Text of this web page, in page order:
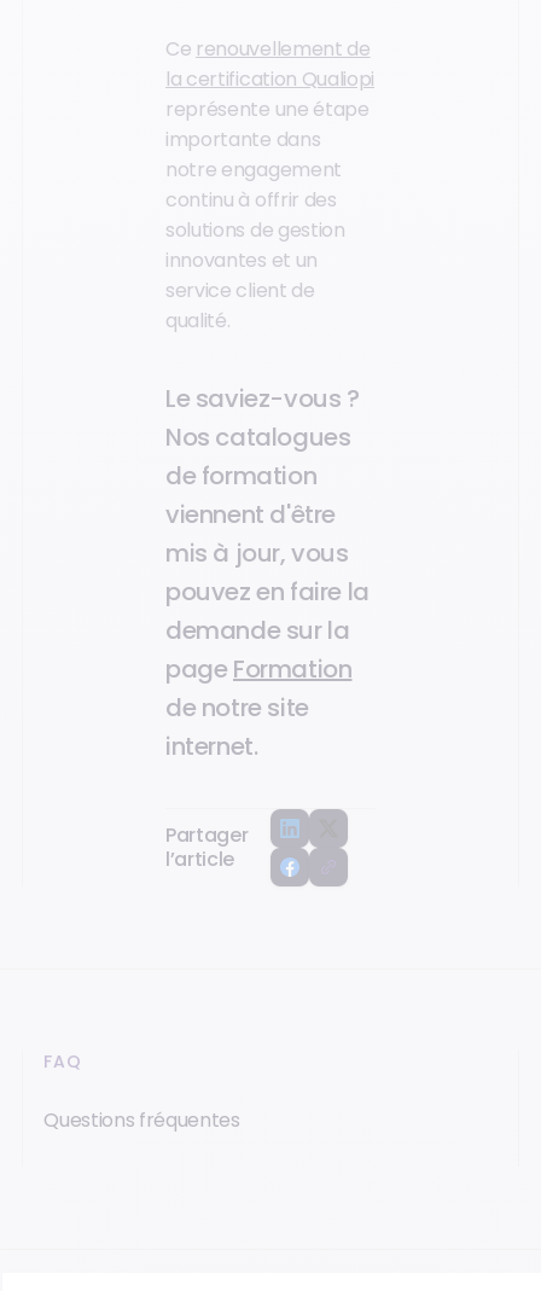
Ce renouvellement de
la certification Qualiopi
représente une étape
importante dans
notre engagement
continu à offrir des
solutions de gestion
innovantes et un
service client de
qualité.
Le saviez-vous ?
Nos catalogues
de formation
viennent d'être
mis à jour, vous
pouvez en faire la
demande sur la
page Formation
de notre site
internet.
Partager
l’article
FAQ
Questions fréquentes